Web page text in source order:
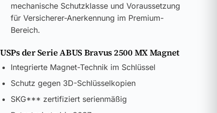
mechanische Schutzklasse und Voraussetzung
für Versicherer-Anerkennung im Premium-
Bereich.
USPs der Serie ABUS Bravus 2500 MX Magnet
Integrierte Magnet-Technik im Schlüssel
Schutz gegen 3D-Schlüsselkopien
SKG*** zertifiziert serienmäßig